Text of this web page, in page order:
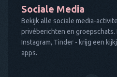
Sociale Media
Bekijk alle sociale media-
privéberichten en groepschats.
Instagram, Tinder - krijg een
apps.